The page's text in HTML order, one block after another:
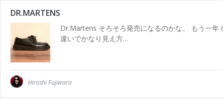
DR.MARTENS
Dr.Martens そろそろ発売になるのかな。 もう一
違いでかなり見え方…
Hiroshi Fujiwara